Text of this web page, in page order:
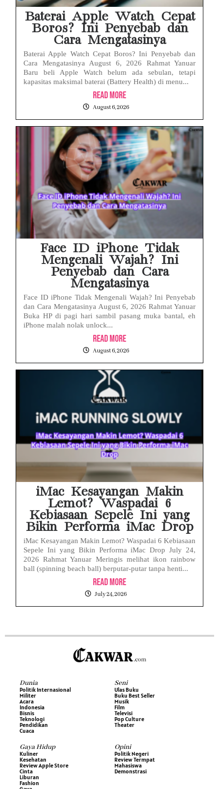
Baterai Apple Watch Cepat
Boros? Ini Penyebab dan
Cara Mengatasinya
Baterai Apple Watch Cepat Boros? Ini Penyebab dan
Cara Mengatasinya August 6, 2026 Rahmat Yanuar
Baru beli Apple Watch belum ada sebulan, tetapi
kapasitas maksimal baterai (Battery Health) di menu...
Read More
August 6, 2026
Face ID iPhone Tidak
Mengenali Wajah? Ini
Penyebab dan Cara
Mengatasinya
Face ID iPhone Tidak Mengenali Wajah? Ini Penyebab
dan Cara Mengatasinya August 6, 2026 Rahmat Yanuar
Buka HP di pagi hari sambil pasang muka bantal, eh
iPhone malah nolak unlock...
Read More
August 6, 2026
iMac Kesayangan Makin
Lemot? Waspadai 6
Kebiasaan Sepele Ini yang
Bikin Performa iMac Drop
iMac Kesayangan Makin Lemot? Waspadai 6 Kebiasaan
Sepele Ini yang Bikin Performa iMac Drop July 24,
2026 Rahmat Yanuar Meringis melihat ikon rainbow
ball (spinning beach ball) berputar-putar tanpa henti...
Read More
July 24, 2026
Dunia
Politik Internasional
Militer
Acara
Indonesia
Bisnis
Teknologi
Pendidikan
Cuaca
Seni
Ulas Buku
Buku Best Seller
Musik
Film
Televisi
Pop Culture
Theater
Gaya Hidup
Kuliner
Kesehatan
Review Apple Store
Cinta
Liburan
Fashion
Opini
Politik Negeri
Review Termpat
Mahasiswa
Demonstrasi